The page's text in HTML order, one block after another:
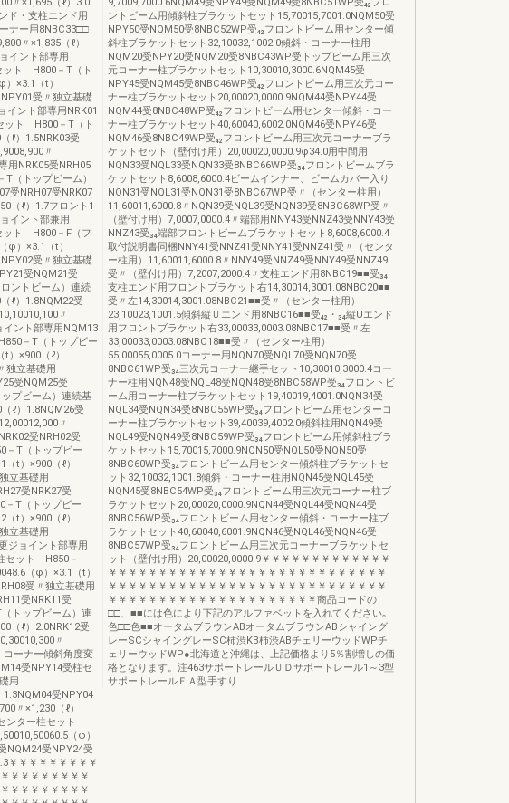
ド・支柱エンド用
ナー用8NBC33□□
〃×1,835（ℓ）
ント部専用
ット H800－T（ト
×3.1（t）
受〃独立基礎
イント部専用NRK01
ット H800－T（ト
ℓ）1.5NRK03受
〃
用NRK05受NRH05
（トップビーム）
受NRH07受NRK07
（ℓ）1.7フロント1
イント部兼用
ット H800－F（フ
φ）×3.1（t）
受〃独立基礎
受NQM21受
ントビーム）連続
ℓ）1.8NQM22受
〃
イント部専用NQM13
－T（トップビー
）×900（ℓ）
独立基礎用
受NQM25受
プビーム）連続基
ℓ）1.8NQM26受
〃
受NRH02受
－T（トップビー
t）×900（ℓ）
立基礎用
受NRK27受
－T（トップビー
t）×900（ℓ）
立基礎用
ジョイント部専用
セット H850－
（φ）×3.1（t）
受〃独立基礎用
受NRK11受
トップビーム）連
（ℓ）2.0NRK12受
〃
コーナー傾斜角度変
受NPY14受柱セ
用
1.3NQM04受NPY04
〃×1,230（ℓ）
ンター柱セット
（φ）
NQM24受NPY24受
￥￥￥￥￥￥￥￥￥
￥￥￥￥￥￥￥￥
￥￥￥￥￥￥￥￥
ントビーム用傾斜柱ブラケットセット15,70015,7001.0NQM50受
NPY50受NQM50受8NBC52WP受₄₂フロントビーム用センター傾
斜柱ブラケットセット32,10032,1002.0傾斜・コーナー柱用
NQM20受NPY20受NQM20受8NBC43WP受トップビーム用三次
元コーナー柱ブラケットセット10,30010,3000.6NQM45受
NPY45受NQM45受8NBC46WP受₄₂フロントビーム用三次元コー
ナー柱ブラケットセット20,00020,0000.9NQM44受NPY44受
NQM44受8NBC48WP受₄₂フロントビーム用センター傾斜・コー
ナー柱ブラケットセット40,60040,6002.0NQM46受NPY46受
NQM46受8NBC49WP受₄₂フロントビーム用三次元コーナーブラ
ケットセット（壁付け用）20,00020,0000.9φ34.0用中間用
NQN33受NQL33受NQN33受8NBC66WP受₃₄フロントビームブラ
ケットセット8,6008,6000.4ビームインナー、ビームカバー入り
NQN31受NQL31受NQN31受8NBC67WP受〃（センター柱用）
11,60011,6000.8〃NQN39受NQL39受NQN39受8NBC68WP受〃
（壁付け用）7,0007,0000.4〃端部用NNY43受NNZ43受NNY43受
NNZ43受₃₄端部フロントビームブラケットセット8,6008,6000.4
取付説明書同梱NNY41受NNZ41受NNY41受NNZ41受〃（センタ
ー柱用）11,60011,6000.8〃NNY49受NNZ49受NNY49受NNZ49
受〃（壁付け用）7,2007,2000.4〃支柱エンド用8NBC19■■受₃₄
支柱エンド用フロントブラケット右14,30014,3001.08NBC20■■
受〃左14,30014,3001.08NBC21■■受〃（センター柱用）
23,10023,1001.5傾斜縦Ｕエンド用8NBC16■■受₄₂・₃₄縦Uエンド
用フロントブラケット右33,00033,0003.08NBC17■■受〃左
33,00033,0003.08NBC18■■受〃（センター柱用）
55,00055,0005.0コーナー用NQN70受NQL70受NQN70受
8NBC61WP受₃₄三次元コーナー継手セット10,30010,3000.4コー
ナー柱用NQN48受NQL48受NQN48受8NBC58WP受₃₄フロントビ
ーム用コーナー柱ブラケットセット19,40019,4001.0NQN34受
NQL34受NQN34受8NBC55WP受₃₄フロントビーム用センターコ
ーナー柱ブラケットセット39,40039,4002.0傾斜柱用NQN49受
NQL49受NQN49受8NBC59WP受₃₄フロントビーム用傾斜柱ブラ
ケットセット15,70015,7000.9NQN50受NQL50受NQN50受
8NBC60WP受₃₄フロントビーム用センター傾斜柱ブラケットセ
ット32,10032,1001.8傾斜・コーナー柱用NQN45受NQL45受
NQN45受8NBC54WP受₃₄フロントビーム用三次元コーナー柱ブ
ラケットセット20,00020,0000.9NQN44受NQL44受NQN44受
8NBC56WP受₃₄フロントビーム用センター傾斜・コーナー柱ブ
ラケットセット40,60040,6001.9NQN46受NQL46受NQN46受
8NBC57WP受₃₄フロントビーム用三次元コーナーブラケットセ
ット（壁付け用）20,00020,0000.9￥￥￥￥￥￥￥￥￥￥￥￥￥
￥￥￥￥￥￥￥￥￥￥￥￥￥￥￥￥￥￥￥￥￥￥￥￥￥￥￥￥
￥￥￥￥￥￥￥￥￥￥￥￥￥￥￥￥￥￥￥￥￥￥￥￥￥￥￥￥
￥￥￥￥￥￥￥￥￥￥￥￥￥￥￥￥￥￥￥￥￥商品コードの
□□、■■には色により下記のアルファベットを入れてください｡
色□□色■■オータムブラウンABオータムブラウンABシャイング
レーSCシャイングレーSC柿渋KB柿渋ABチェリーウッドWPチ
ェリーウッドWP●北海道と沖縄は、上記価格より5％割増しの価
格となります。注463サポートレールＵＤサポートレール1～3型
サポートレールＦＡ型手すり